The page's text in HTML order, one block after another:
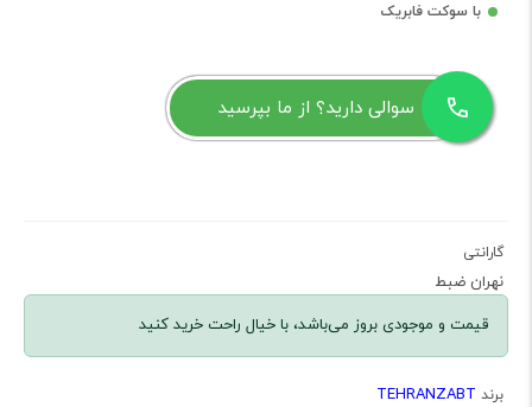
با سوکت فابریک
سوالی دارید؟ از ما بپرسید
گارانتی
نهران ضبط
قیمت و موجودی بروز می‌باشد، با خیال راحت خرید کنید
برند TEHRANZABT